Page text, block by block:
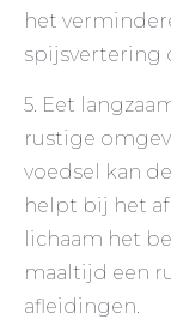
het
spijsvertering
5. Eet
rustige
voedsel kan
helpt bij het
lichaam het
maaltijd een
afleidingen.